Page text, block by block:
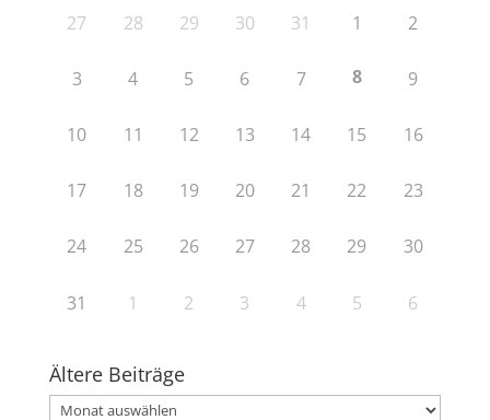
27 28 29 30 31 1 2
3 4 5 6 7 8 9
10 11 12 13 14 15 16
17 18 19 20 21 22 23
24 25 26 27 28 29 30
31 1 2 3 4 5 6
Ältere Beiträge
Ältere